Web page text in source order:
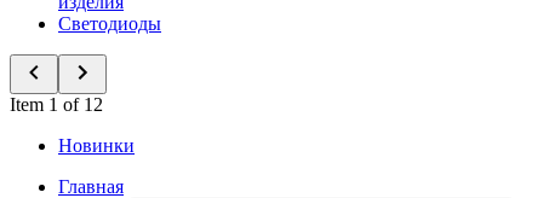
Светодиоды
Item 1 of 12
Новинки
Главная